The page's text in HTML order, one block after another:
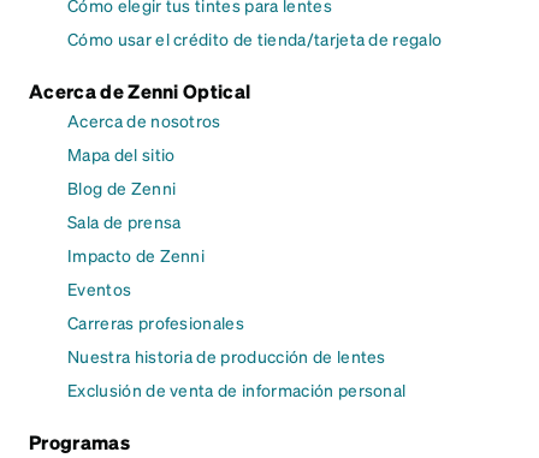
Cómo elegir tus tintes para lentes
Cómo usar el crédito de tienda/tarjeta de regalo
Acerca de Zenni Optical
Acerca de nosotros
Mapa del sitio
Blog de Zenni
Sala de prensa
Impacto de Zenni
Eventos
Carreras profesionales
Nuestra historia de producción de lentes
Exclusión de venta de información personal
Programas